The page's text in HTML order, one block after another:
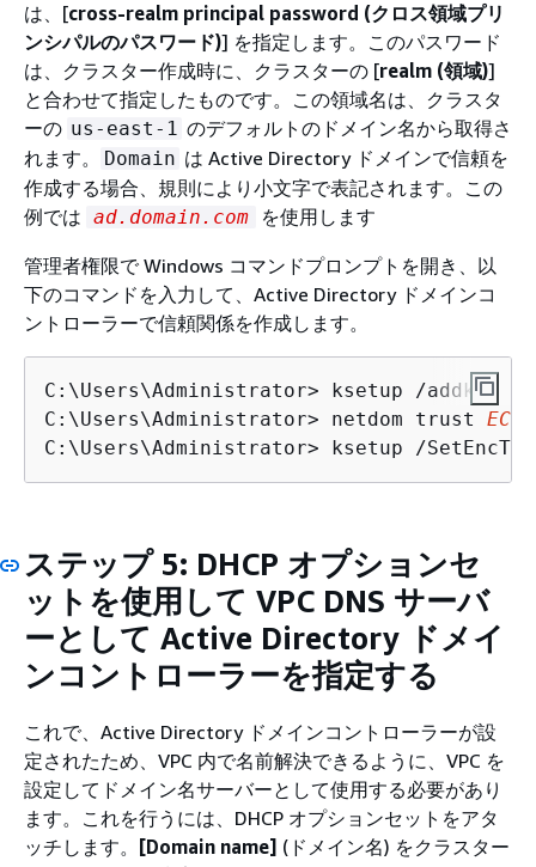
は、[cross-realm principal password (クロス領域プリ
ンシパルのパスワード)] を指定します。このパスワード
は、クラスター作成時に、クラスターの [realm (領域)]
と合わせて指定したものです。この領域名は、クラスタ
ーの us-east-1 のデフォルトのドメイン名から取得さ
れます。
Domain は Active Directory ドメインで信頼を
作成する場合、規則により小文字で表記されます。この
例では ad.domain.com を使用します
管理者権限で Windows コマンドプロンプトを開き、以
下のコマンドを入力して、Active Directory ドメインコ
ントローラーで信頼関係を作成します。
C:\Users\Administrator> ksetup /addkdc
C:\Users\Administrator> netdom trust
C:\Users\Administrator> ksetup /
ステップ 5: DHCP オプションセ
ットを使用して VPC DNS サーバ
ーとして Active Directory ドメイ
ンコントローラーを指定する
これで、Active Directory ドメインコントローラーが設
定されたため、VPC 内で名前解決できるように、VPC を
設定してドメイン名サーバーとして使用する必要があり
ます。これを行うには、DHCP オプションセットをアタ
ッチします。 [Domain name] (ドメイン名) をクラスター